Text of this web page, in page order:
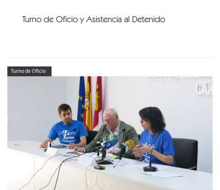
Turno de Oficio y Asistencia al Detenido
Turno de Oficio